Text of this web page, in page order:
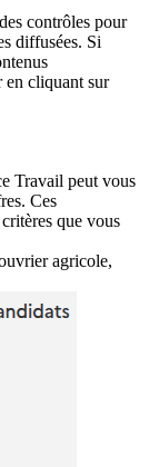
contrôles pour
diffusées. Si
en cliquant sur
Travail peut vous
Ces
que vous
agricole,